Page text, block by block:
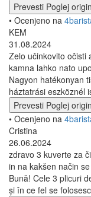
Prevesti Poglej
• Ocenjeno na
KEM
31.08.2024
Zelo učinkovito očisti
kamna lahko nato
Nagyon hatékonyan
háztatrási eszköznél
Prevesti Poglej
• Ocenjeno na
Cristina
26.06.2024
zdravo 3 kuverte za
in na kakšen način
Bună! Cele 3 plicuri
și în ce fel se folosesc